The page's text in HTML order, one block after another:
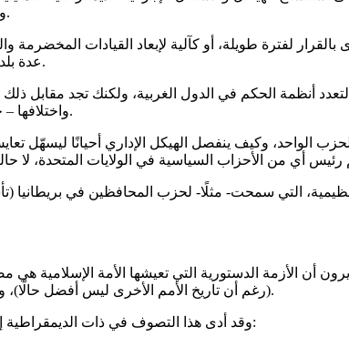
والراشدي)، ولاهم تبنوا روح الديمقراطية وتطبيقاتها الحزبية داخل دول المنشأ.
لفترة طويلة، أو كآلية لإبعاد القيادات
عدة بلدان إسلامية، وتعاظَم في بعضها الخلاف والاستقطاب وصراع الأجنحة القيادية.
أنظمة الحكم في الدول الغربية، ولكنك تجد مقابل
واختلافها – حسب الحاجة – من بلد إلى آخر، ومن اتجاه سياسي إلى آخر داخل البلد نفسه.
الواحد، وكيف ينفصل الهيكل الإداري أحيانًا
الأزمة الدستورية التي تعيشها الأمة الإسلامية هي
(رغم أن تاريخ الأمم الأخرى ليس أفضل حالًا)، وأن إرساء الديمقراطية الليبرالية هو السبيل الأوحد لأي تنمية أو تطور أو ريادة.
وقد أدى هذا التصوف في ذات الديمقراطية إلى تفويت بعض فرص الحكم على الإسلاميين لأسباب، نذكر منها اثنين هامين: